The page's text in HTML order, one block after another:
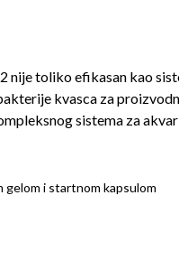
nije toliko efikasan kao
kvasca za
sistema za
i startnom kapsulom